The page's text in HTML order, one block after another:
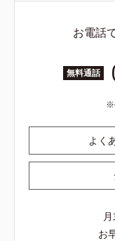
お電話
無料通話
よく
お